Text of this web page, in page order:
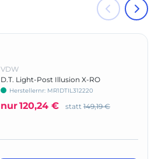
VDW
D.T. Light-Post Illusion X-RO
Herstellernr: MR1DTIL312220
nur120,24 € statt 149,19 €